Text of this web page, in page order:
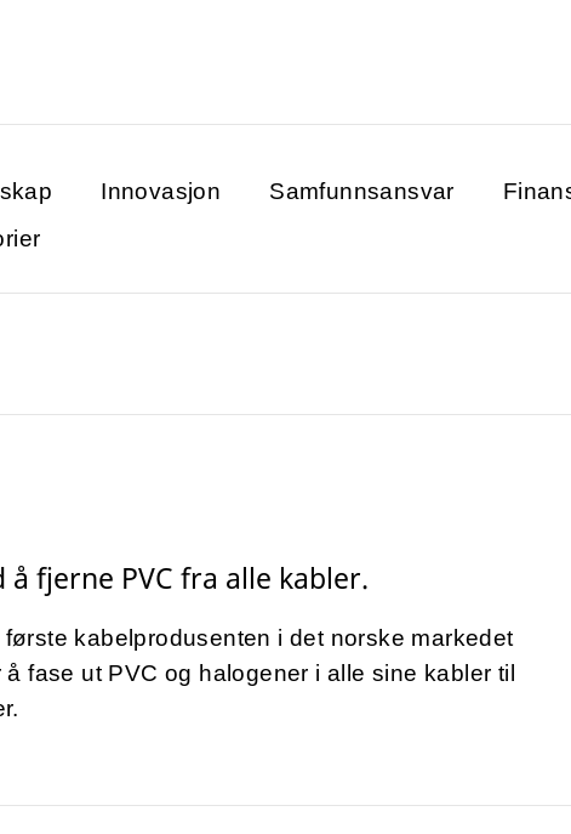
Innovasjon Samfunnsansvar
å fjerne PVC fra alle kabler.
kabelprodusenten i det norske markedet
fase ut PVC og halogener i alle sine kabler til